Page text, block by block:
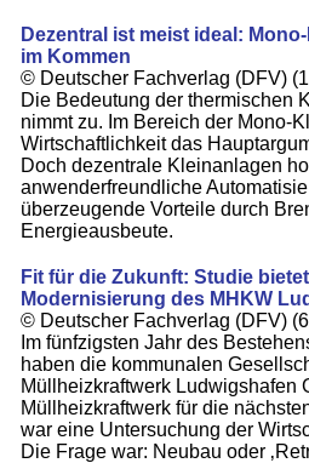
Dezentral ist meist ideal:
im Kommen
© Deutscher Fachverlag (DFV)
Die Bedeutung der thermischen
nimmt zu. Im Bereich der Mono-
Wirtschaftlichkeit das
Doch dezentrale Kleinanlagen
anwenderfreundliche
überzeugende Vorteile durch
Energieausbeute.
Fit für die Zukunft: Studie
Modernisierung des MHKW
© Deutscher Fachverlag (DFV)
Im fünfzigsten Jahr des
haben die kommunalen
Müllheizkraftwerk Ludwigshafen
Müllheizkraftwerk für die
war eine Untersuchung der
Die Frage war: Neubau oder